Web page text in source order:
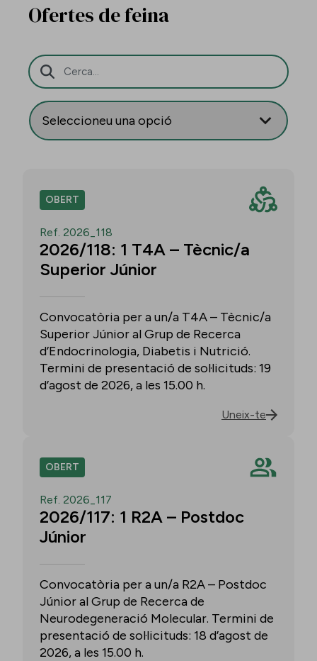
Ofertes de feina
Barra de cerca
OBERT
Ref. 2026_118
2026/118: 1 T4A – Tècnic/a
Superior Júnior
Convocatòria per a un/a T4A – Tècnic/a
Superior Júnior al Grup de Recerca
d’Endocrinologia, Diabetis i Nutrició.
Termini de presentació de sol·licituds: 19
d’agost de 2026, a les 15.00 h.
Uneix-te
OBERT
Ref. 2026_117
2026/117: 1 R2A – Postdoc
Júnior
Convocatòria per a un/a R2A – Postdoc
Júnior al Grup de Recerca de
Neurodegeneració Molecular. Termini de
presentació de sol·licituds: 18 d’agost de
2026, a les 15.00 h.